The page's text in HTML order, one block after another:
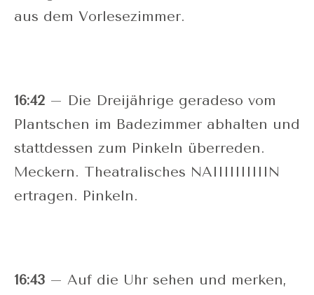
aus dem Vorlesezimmer.
16:42 – Die Dreijährige geradeso vom
Plantschen im Badezimmer abhalten und
stattdessen zum Pinkeln überreden.
Meckern. Theatralisches NAIIIIIIIIIIN
ertragen. Pinkeln.
16:43 – Auf die Uhr sehen und merken,